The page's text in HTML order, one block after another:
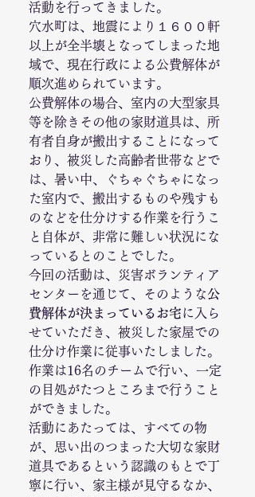
活動を行ってきました。
穴水町は、地震により１６００軒
以上が全半壊となってしまった地
域で、現在行政による公費解体が
順次進められています。
公費解体の場合、室内の大型家具
等を除きその他の家財道具は、所
有者自身が搬出することになって
おり、被災した高齢者世帯などで
は、暑い中、ぐちゃぐちゃになっ
た室内で、搬出するものや残すも
のなどを仕分けする作業を行うこ
と自体が、非常に難しい状況にな
っているとのことでした。
今回の活動は、災害ボランティア
センターを通じて、そのような公
費解体が決まっているお宅に入ら
せていただき、被災した家屋での
仕分け作業に従事いたしました。
作業は16名のチームで行い、一定
の目処がたつところまで行うこと
ができました。
活動にあたっては、すべての物
が、思い出のつまった大切な家財
道具であるという認識のもとで丁
寧に行い、家主様が見守るなか、